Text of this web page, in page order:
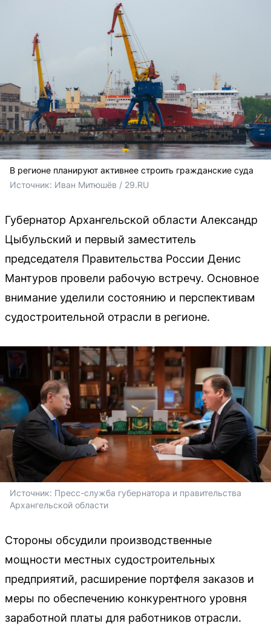
В регионе планируют активнее строить гражданские суда
Источник: Иван Митюшёв / 29.RU
Губернатор Архангельской области Александр
Цыбульский и первый заместитель
председателя Правительства России Денис
Мантуров провели рабочую встречу. Основное
внимание уделили состоянию и перспективам
судостроительной отрасли в регионе.
Источник: Пресс-служба губернатора и правительства
Архангельской области
Стороны обсудили производственные
мощности местных судостроительных
предприятий, расширение портфеля заказов и
меры по обеспечению конкурентного уровня
заработной платы для работников отрасли.